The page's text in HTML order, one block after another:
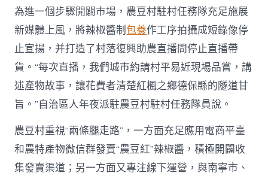
為進一個步驟開闢市場，農豆村駐村任務隊充足施展
新媒體上風，將辣椒醬制包養作工序拍攝成短錄像停
止宣揚，并打造了村落復興助農直播間停止直播帶
貨。“每次直播，我們城市約請村平易近現場品嘗，講
述產物故事，讓花費者清楚紅楓之鄉德保縣的隧道甘
旨。”自治區人年夜派駐農豆村駐村任務隊員說。
農豆村重視“兩條腿走路”，一方面充足應用電商平臺
和農特產物微信群發賣“農豆紅”辣椒醬，積極開闢收
集發賣渠道；另一方面又專注線下運營，與南寧市、